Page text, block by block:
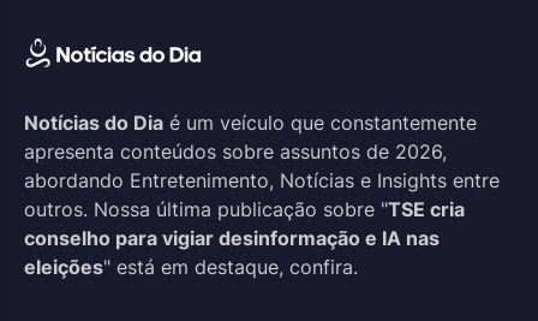
Notícias do Dia é um veículo que constantemente
apresenta conteúdos sobre assuntos de 2026,
abordando Entretenimento, Notícias e Insights entre
outros. Nossa última publicação sobre "TSE cria
conselho para vigiar desinformação e IA nas
eleições" está em destaque, confira.